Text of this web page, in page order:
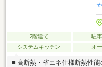
2階建て 駐
システムキッチン
オ
■ 高断熱・省エネ仕様断熱性